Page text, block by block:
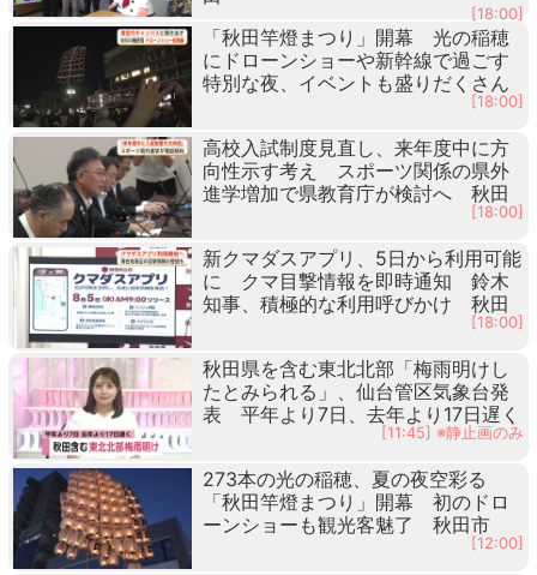
[18:00]
「秋田竿燈まつり」開幕 光の稲穂
にドローンショーや新幹線で過ごす
特別な夜、イベントも盛りだくさん
[18:00]
高校入試制度見直し、来年度中に方
向性示す考え スポーツ関係の県外
進学増加で県教育庁が検討へ 秋田
[18:00]
新クマダスアプリ、5日から利用可能
に クマ目撃情報を即時通知 鈴木
知事、積極的な利用呼びかけ 秋田
[18:00]
秋田県を含む東北北部「梅雨明けし
たとみられる」、仙台管区気象台発
表 平年より7日、去年より17日遅く
[11:45] ※静止画のみ
273本の光の稲穂、夏の夜空彩る
「秋田竿燈まつり」開幕 初のドロ
ーンショーも観光客魅了 秋田市
[12:00]